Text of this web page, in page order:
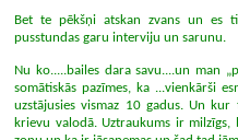
Bet te pēkšņi atskan zvans un es
pusstundas garu interviju un sarunu.
Nu ko.....bailes dara savu....un man
somātiskās pazīmes, ka ...vienkārši
uzstājusies vismaz 10 gadus. Un
krievu valodā. Uztraukums ir